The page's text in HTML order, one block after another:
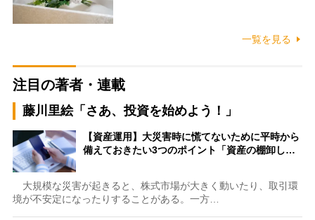
一覧を見る
注目の著者・連載
藤川里絵「さあ、投資を始めよう！」
【資産運用】大災害時に慌てないために平時から
備えておきたい3つのポイント「資産の棚卸し…
大規模な災害が起きると、株式市場が大きく動いたり、取引環
境が不安定になったりすることがある。一方…